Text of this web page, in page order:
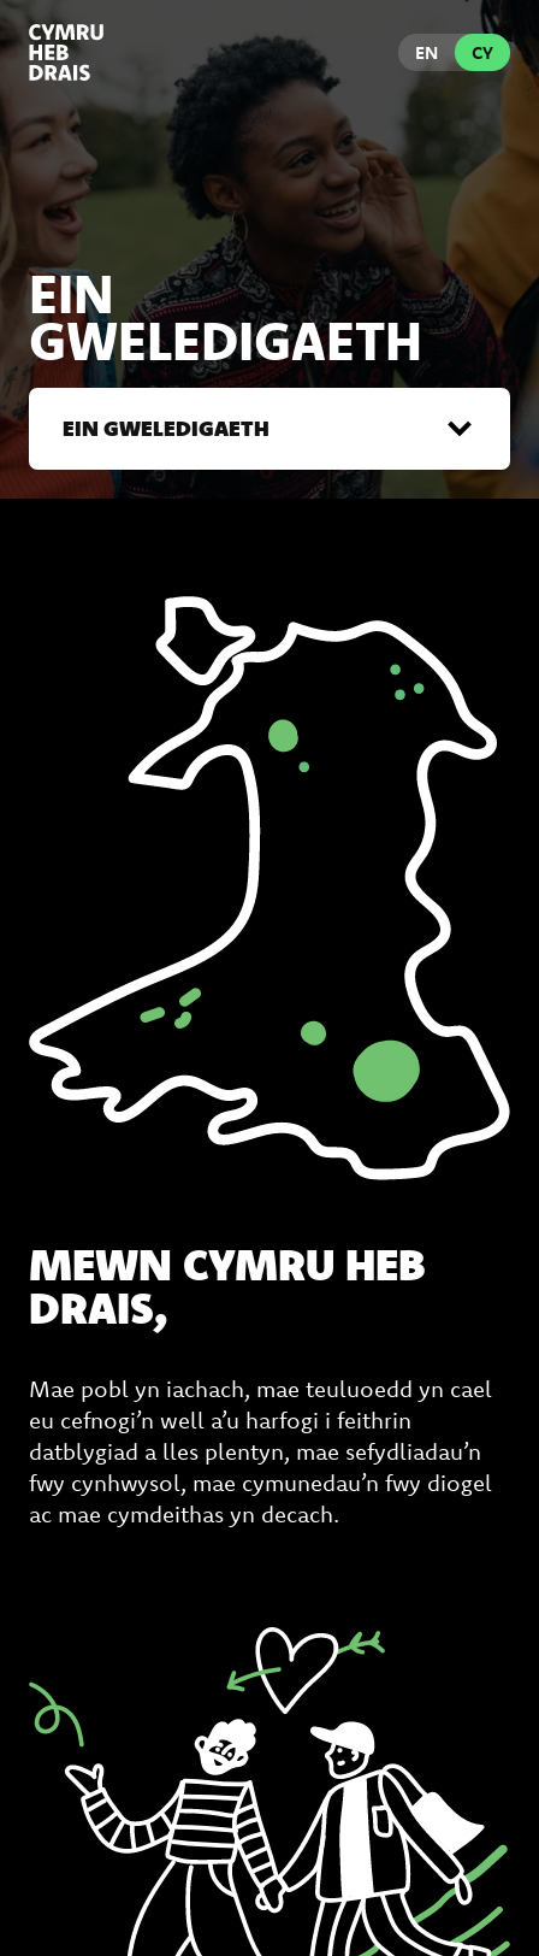
EN CY
EIN GWELEDIGAETH
EIN
GWELEDIGAETH
MEWN CYMRU HEB
DRAIS,
Mae pobl yn iachach, mae teuluoedd yn cael
eu cefnogi’n well a’u harfogi i feithrin
datblygiad a lles plentyn, mae sefydliadau’n
fwy cynhwysol, mae cymunedau’n fwy diogel
ac mae cymdeithas yn decach.